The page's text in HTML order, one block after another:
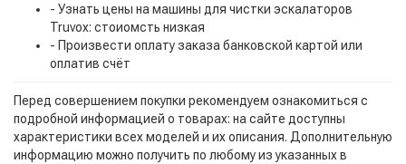
- Узнать цены на машины для чистки эскалаторов
Truvox: стоиомсть низкая
- Произвести оплату заказа банковской картой или
оплатив счёт
Перед совершением покупки рекомендуем ознакомиться с
подробной информацией о товарах: на сайте доступны
характеристики всех моделей и их описания. Дополнительную
информацию можно получить по любому из указанных в